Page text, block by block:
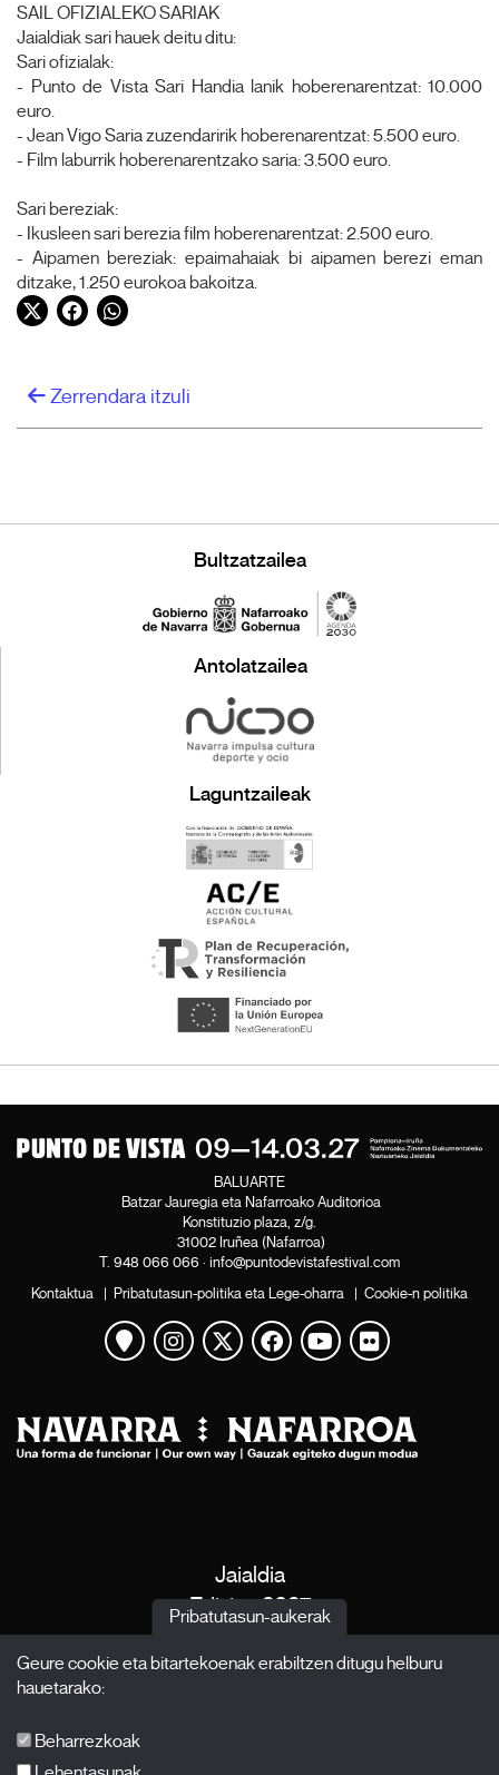
SAIL OFIZIALEKO SARIAK
Jaialdiak sari hauek deitu ditu:
Sari ofizialak:
- Punto de Vista Sari Handia lanik hoberenarentzat: 10.000
euro.
- Jean Vigo Saria zuzendaririk hoberenarentzat: 5.500 euro.
- Film laburrik hoberenarentzako saria: 3.500 euro.
Sari bereziak:
- Ikusleen sari berezia film hoberenarentzat: 2.500 euro.
- Aipamen bereziak: epaimahaiak bi aipamen berezi eman
ditzake, 1.250 eurokoa bakoitza.
Twitter
Facebook
WhatsApp
Zerrendara itzuli
Bultzatzailea
Antolatzailea
Laguntzaileak
BALUARTE
Batzar Jauregia eta Nafarroako Auditorioa
Konstituzio plaza, z/g.
31002 Iruñea (Nafarroa)
T. 948 066 066 · info@puntodevistafestival.com
Kontaktua | Pribatutasun-politika eta Lege-oharra | Cookie-n politika
Mapa ikusi
Instagram
Twitter
Facebook
Youtube
Flickr
Jaialdia
Edizioa 2027
Akreditazioak
Pribatutasun-aukerak
Geure cookie eta bitartekoenak erabiltzen ditugu helburu
hauetarako:
Beharrezkoak